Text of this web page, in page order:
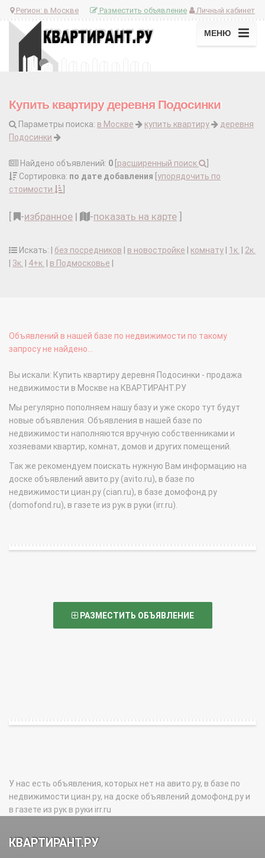
Регион: в Москве Личный кабинет
Разместить объявление
МЕНЮ
Купить квартиру деревня Подосинки
Параметры поиска: в Москве купить квартиру
деревня
Подосинки
Найдено объявлений: 0 расширенный поиск
Сортировка: по дате добавления упорядочить по
стоимости
-избранное | -показать на карте
Искать: | без посредников в новостройке комнату 1к.
2к.
3к. 4+к. в Подмосковье
Объявлений в нашей базе по недвижимости по такому
запросу не найдено...
Вы искали: Купить квартиру деревня Подосинки - продажа
недвижимости в Москве на КВАРТИРАНТ.РУ
Мы регулярно пополняем нашу базу и уже скоро тут будут
новые объявления. Объявления в нашей базе по
недвижимости наполняются вручную собственниками и
хозяевами квартир, комнат, домов и других помещений.
Так же рекомендуем поискать нужную Вам информацию на
доске объявлений авито.ру (avito.ru), в базе по
недвижимости циан.ру (cian.ru), в базе домофонд.ру
(domofond.ru), в газете из рук в руки (irr.ru).
РАЗМЕСТИТЬ ОБЪЯВЛЕНИЕ
У нас есть объявления, которых нет на авито.ру, в базе по
недвижимости циан.ру, на доске объявлений домофонд.ру и
в газете из рук в руки irr.ru
КВАРТИРАНТ.РУ